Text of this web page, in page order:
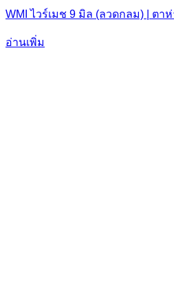
WMI ไวร์เมช 9 มิล (ลวดกลม) | ตา
อ่านเพิ่ม